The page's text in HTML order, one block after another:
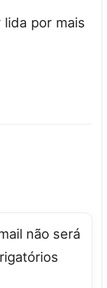
lida por mais
não será